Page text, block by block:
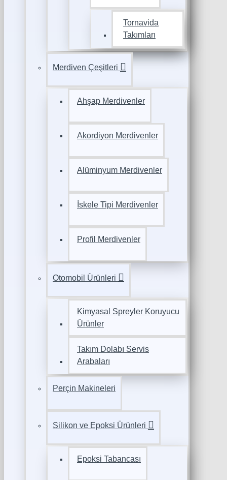
Tornavida
Takımları
Merdiven Çeşitleri
Ahşap Merdivenler
Akordiyon Merdivenler
Alüminyum Merdivenler
İskele Tipi Merdivenler
Profil Merdivenler
Otomobil Ürünleri
Kimyasal Spreyler Koruyucu
Ürünler
Takım Dolabı Servis
Arabaları
Perçin Makineleri
Silikon ve Epoksi Ürünleri
Epoksi Tabancası